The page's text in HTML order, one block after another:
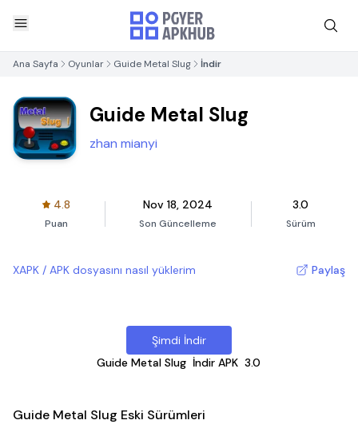
Ana Sayfa Oyunlar Guide Metal Slug İndir
Guide Metal Slug
zhan mianyi
4.8
Puan
Nov 18, 2024
Son Güncelleme
3.0
Sürüm
XAPK / APK dosyasını nasıl yüklerim Paylaş
Şimdi İndir
Guide Metal Slug İndir APK 3.0
Guide Metal Slug Eski Sürümleri